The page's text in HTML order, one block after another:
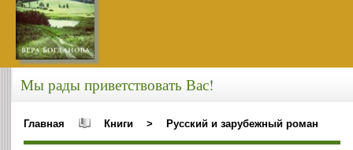
Мы рады приветствовать Вас!
Главная Книги > Русский и зарубежный роман